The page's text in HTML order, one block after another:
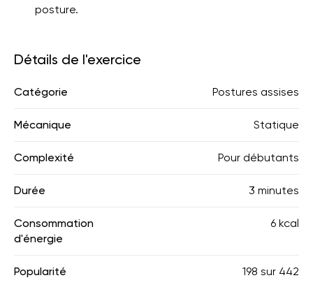
posture.
Détails de l'exercice
Catégorie Postures assises
Mécanique Statique
Complexité Pour débutants
Durée 3 minutes
Consommation
d'énergie
6 kcal
Popularité 198 sur 442